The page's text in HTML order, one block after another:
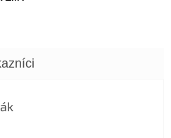
je 5 z 5 hviezdičiek.